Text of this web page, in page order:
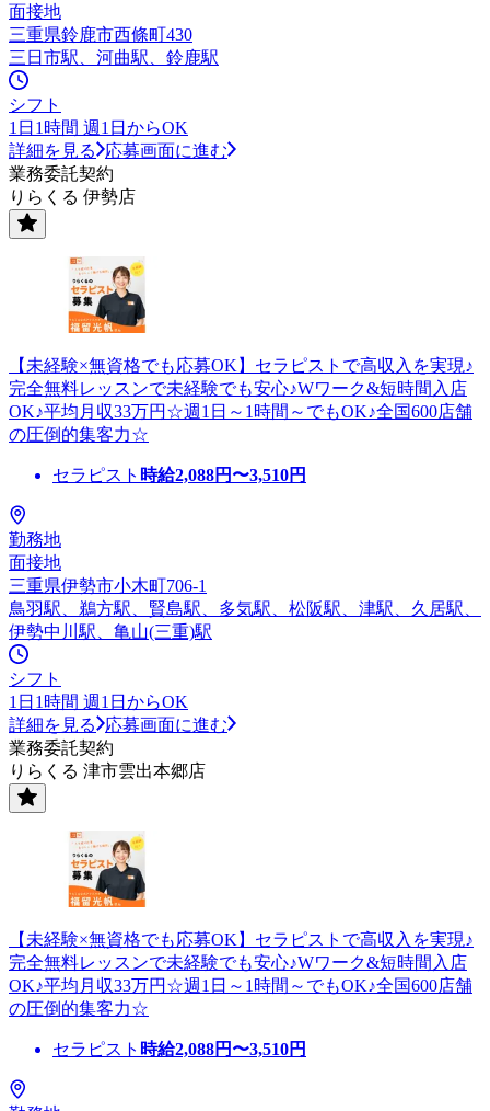
面接地
三重県鈴鹿市西條町430
三日市駅、河曲駅、鈴鹿駅
シフト
1日1時間 週1日からOK
詳細を見る
応募画面に進む
業務委託契約
りらくる 伊勢店
【未経験×無資格でも応募OK】セラピストで高収入を実現♪
完全無料レッスンで未経験でも安心♪Wワーク&短時間入店
OK♪平均月収33万円☆週1日～1時間～でもOK♪全国600店舗
の圧倒的集客力☆
セラピスト 時給2,088円〜3,510円
勤務地
面接地
三重県伊勢市小木町706-1
鳥羽駅、鵜方駅、賢島駅、多気駅、松阪駅、津駅、久居駅、
伊勢中川駅、亀山(三重)駅
シフト
1日1時間 週1日からOK
詳細を見る
応募画面に進む
業務委託契約
りらくる 津市雲出本郷店
【未経験×無資格でも応募OK】セラピストで高収入を実現♪
完全無料レッスンで未経験でも安心♪Wワーク&短時間入店
OK♪平均月収33万円☆週1日～1時間～でもOK♪全国600店舗
の圧倒的集客力☆
セラピスト 時給2,088円〜3,510円